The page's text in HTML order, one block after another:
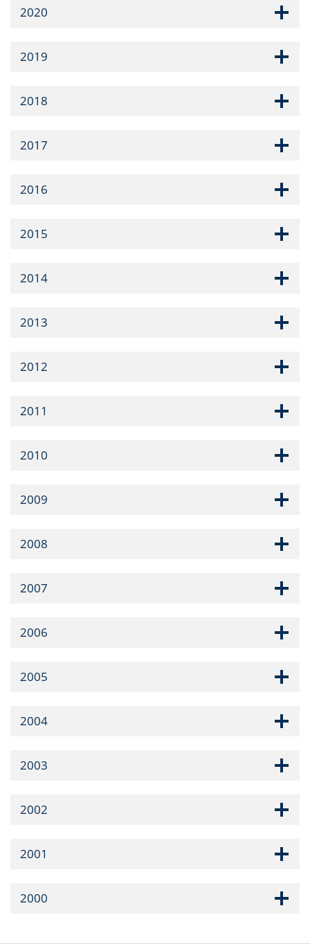
2020
2019
2018
2017
2016
2015
2014
2013
2012
2011
2010
2009
2008
2007
2006
2005
2004
2003
2002
2001
2000